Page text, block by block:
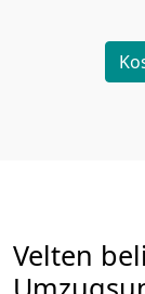
Velten